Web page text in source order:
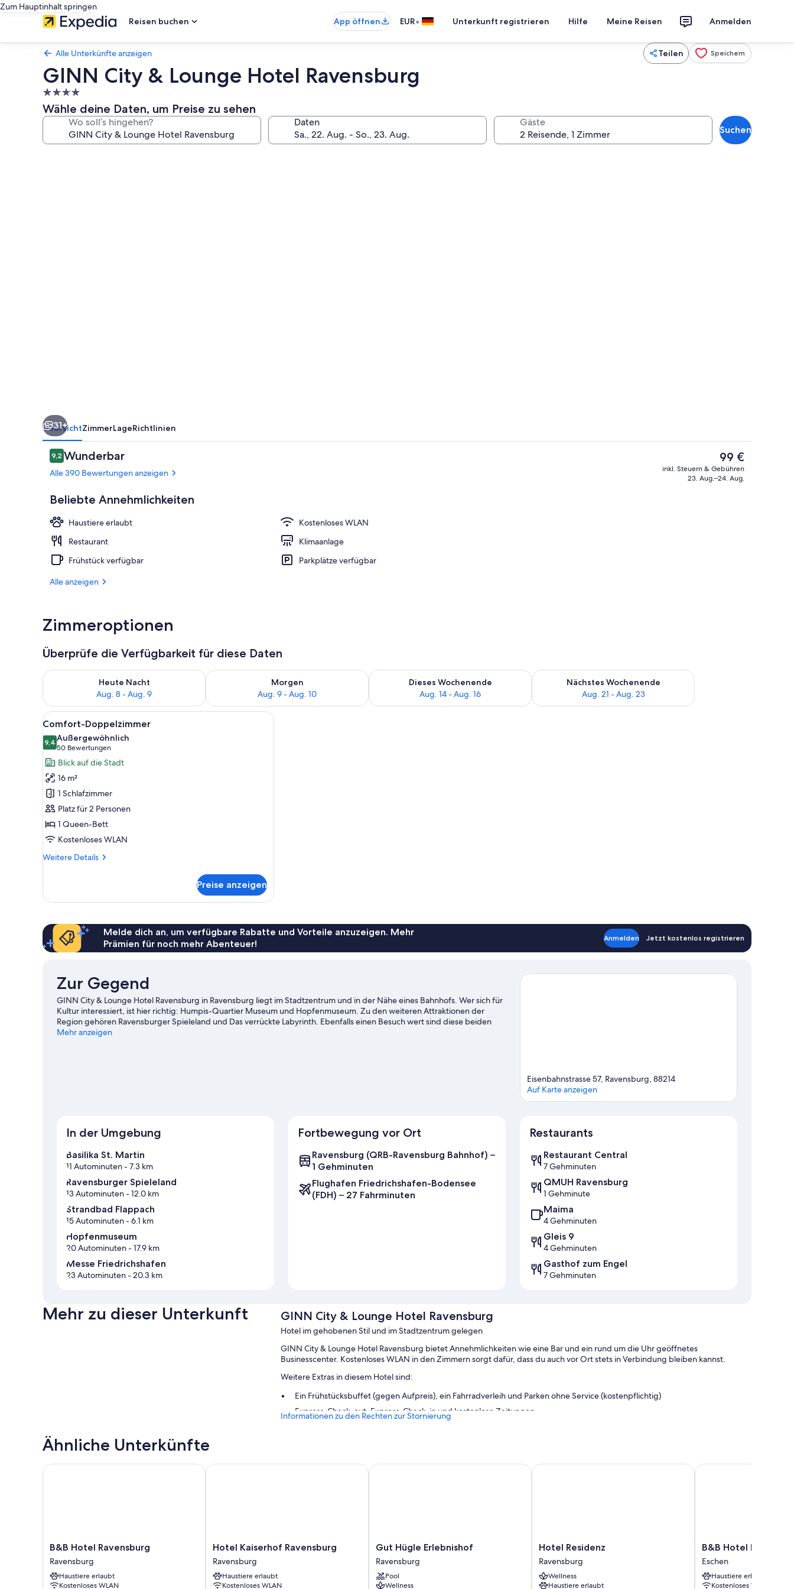
Zum Hauptinhalt springen
Reisen buchen
App öffnen EUR• Unterkunft registrieren Hilfe Meine Reisen Anmelden
Alle Unterkünfte anzeigen Teilen Speichern
GINN City & Lounge Hotel Ravensburg
4.0-
Sterne-
Unterkunft
Wähle deine Daten, um Preise zu sehen
Wo soll’s hingehen? Daten Gäste
Suchen
Lobby-Lounge
31+
ÜbersichtZimmerLageRichtlinien
Bewertungen
9,29,2 von 10.
Wunderbar
Alle 390 Bewertungen anzeigen
Beliebte Annehmlichkeiten
Haustiere erlaubt
Kostenloses WLAN
Restaurant
Klimaanlage
Frühstück verfügbar
Parkplätze verfügbar
Alle anzeigen
Der
aktuelle
Preis
99 €
inkl. Steuern & Gebühren
23. Aug.–24. Aug.
Zimmeroptionen
Überprüfe die Verfügbarkeit für diese Daten
Heute Nacht
Aug. 8 - Aug. 9
Überprüfe die Verfügbarkeit für heute Nacht, Aug. 8 - Aug. 9.
Morgen
Aug. 9 - Aug. 10
Überprüfe die Verfügbarkeit für morgen, Aug. 9 - Aug. 10.
Dieses Wochenende
Aug. 14 - Aug. 16
Überprüfe die Verfügbarkeit für dieses Wochenende, Aug. 14 - Aug. 16.
Nächstes Wochenende
Aug. 21 - Aug. 23
Überprüfe die Verfügbarkeit für nächstes Wochenende, Aug.
Alle
Fotos
für
Comfort-
Doppelzimmer
anzeigen
Ein modernes Hotelzimmer mit einem großen Bett, einem kleineren Bett, einer Wand aus Holzpaneelen und einem Nachttisch mit Lampe.
15
Comfort-Doppelzimmer
9,49,4 von 10
Außergewöhnlich
50 Bewertungen
(50
Bewertungen)
Blick auf die Stadt
16 m²
1 Schlafzimmer
Platz für 2 Personen
1 Queen-Bett
Kostenloses WLAN
Weitere Details
Weitere
Doppelzimmer
Preise anzeigen
Melde dich an, um verfügbare Rabatte und Vorteile anzuzeigen. Mehr
Prämien für noch mehr Abenteuer!
Anmelden Jetzt kostenlos registrieren
Zur Gegend
GINN City & Lounge Hotel Ravensburg in Ravensburg liegt im Stadtzentrum und in der Nähe eines Bahnhofs. Wer sich für
Kultur interessiert, ist hier richtig: Humpis-Quartier Museum und Hopfenmuseum. Zu den weiteren Attraktionen der
Region gehören Ravensburger Spieleland und Das verrückte Labyrinth. Ebenfalls einen Besuch wert sind diese beiden
Highlights: Steinlabyrinth und Graf-Zeppelin-Haus. Die Umgebung bietet viele Möglichkeiten für Outdoor-Abenteuer,
Mehr anzeigen
Eisenbahnstrasse 57, Ravensburg, 88214
Auf Karte anzeigen
In der Umgebung
Basilika St. Martin
11 Autominuten- 7.3 km
Ravensburger Spieleland
13 Autominuten- 12.0 km
Strandbad Flappach
15 Autominuten- 6.1 km
Hopfenmuseum
20 Autominuten- 17.9 km
Messe Friedrichshafen
23 Autominuten- 20.3 km
Fortbewegung vor Ort
Ravensburg (QRB-Ravensburg Bahnhof) –
1 Gehminuten
Flughafen Friedrichshafen-Bodensee
(FDH) – 27 Fahrminuten
Restaurants
Restaurant Central
7 Gehminuten
QMUH Ravensburg
1 Gehminute
Maima
4 Gehminuten
Gleis 9
4 Gehminuten
Gasthof zum Engel
7 Gehminuten
Mehr zu dieser Unterkunft GINN City & Lounge Hotel Ravensburg
Hotel im gehobenen Stil und im Stadtzentrum gelegen
GINN City & Lounge Hotel Ravensburg bietet Annehmlichkeiten wie eine Bar und ein rund um die Uhr geöffnetes
Businesscenter. Kostenloses WLAN in den Zimmern sorgt dafür, dass du auch vor Ort stets in Verbindung bleiben kannst.
Weitere Extras in diesem Hotel sind:
Ein Frühstücksbuffet (gegen Aufpreis), ein Fahrradverleih und Parken ohne Service (kostenpflichtig)
Express-Check-out, Express-Check-in und kostenlose Zeitungen
Zimmerausstattung
Badezimmer mit unweltfreundlichen Kosmetikartikeln und Duschen
Heizung, tägliche Zimmerreinigung und Adapter/Ladegeräte
Informationen zu den Rechten zur Stornierung
Ähnliche Unterkünfte
B&B
Hotel
Ravensburg
Ravensburg
B&B Hotel Ravensburg
Ravensburg
Haustiere erlaubt
Kostenloses WLAN
B&B Hotel Ravensburg
Hotel
Kaiserhof
Ravensburg
Ravensburg
Hotel Kaiserhof Ravensburg
Ravensburg
Haustiere erlaubt
Kostenloses WLAN
Hotel Kaiserhof Ravensburg
Gut
Hügle
Erlebnishof
Ravensburg
Gut Hügle Erlebnishof
Ravensburg
Pool
Wellness
Gut Hügle Erlebnishof
Hotel
Residenz
Ravensburg
Hotel Residenz
Ravensburg
Wellness
Haustiere erlaubt
Hotel Residenz
B&B
Hotel
Liechtenstein-
Eschen
B&B Hotel
Eschen
Haustiere erlaubt
Kostenloses WLAN
B&B Hotel